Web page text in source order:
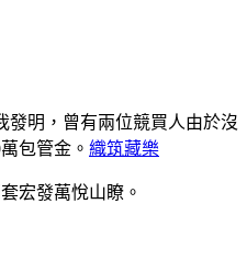
發明，曾有兩位競買人由於沒
包管金。 織筑藏樂
宏發萬悅山瞭。